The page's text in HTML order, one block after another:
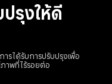
รุงให้ดี
รได้รับการปรับปรุงเพื่อ
าพที่ไร้รอยต่อ